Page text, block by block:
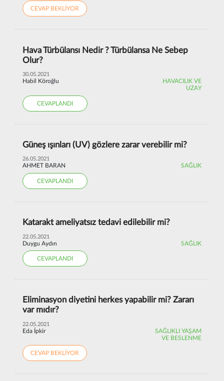
CEVAP BEKLİYOR
Hava Türbülansı Nedir ? Türbülansa Ne Sebep
Olur?
30.05.2021
Habil Köroğlu
HAVACILIK VE
UZAY
CEVAPLANDI
Güneş ışınları (UV) gözlere zarar verebilir mi?
26.05.2021
AHMET BARAN SAĞLIK
CEVAPLANDI
Katarakt ameliyatsız tedavi edilebilir mi?
22.05.2021
Duygu Aydın SAĞLIK
CEVAPLANDI
Eliminasyon diyetini herkes yapabilir mi? Zararı
var mıdır?
22.05.2021
Eda İpkir
SAĞLIKLI YAŞAM
VE BESLENME
CEVAP BEKLİYOR